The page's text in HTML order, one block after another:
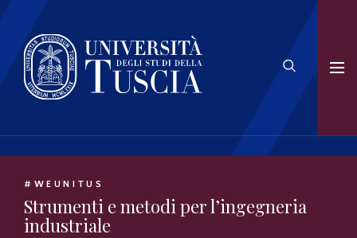
#WEUNITUS
Strumenti e metodi per l’ingegneria
industriale